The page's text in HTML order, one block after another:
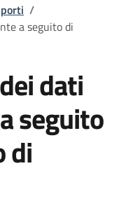
/
a seguito di
dati
seguito
di